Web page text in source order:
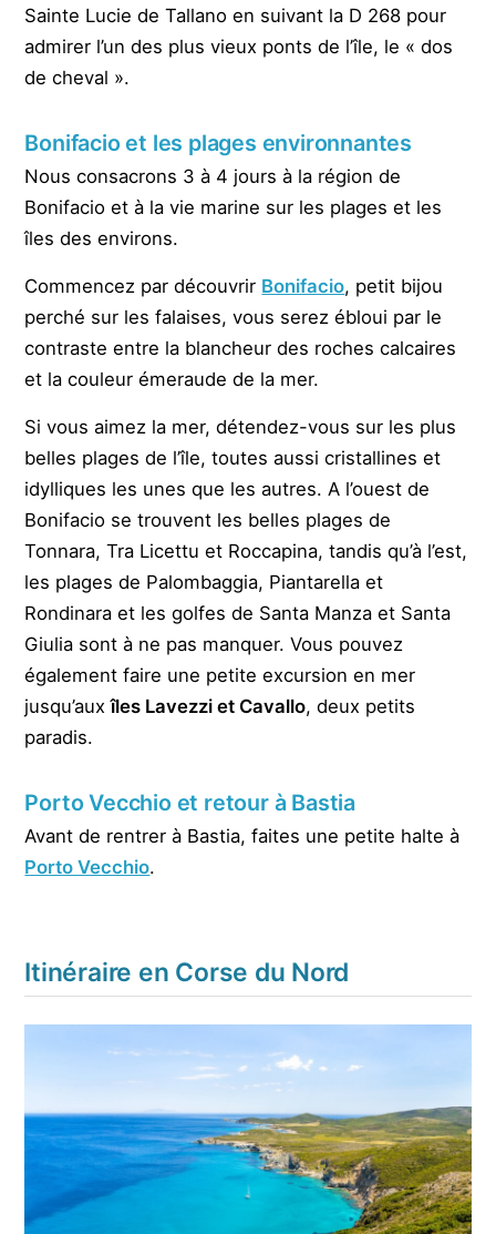
Sainte Lucie de Tallano en suivant la D 268 pour
admirer l’un des plus vieux ponts de l’île, le « dos
de cheval ».
Bonifacio et les plages environnantes
Nous consacrons 3 à 4 jours à la région de
Bonifacio et à la vie marine sur les plages et les
îles des environs.
Commencez par découvrir Bonifacio, petit bijou
perché sur les falaises, vous serez ébloui par le
contraste entre la blancheur des roches calcaires
et la couleur émeraude de la mer.
Si vous aimez la mer, détendez-vous sur les plus
belles plages de l’île, toutes aussi cristallines et
idylliques les unes que les autres. A l’ouest de
Bonifacio se trouvent les belles plages de
Tonnara, Tra Licettu et Roccapina, tandis qu’à l’est,
les plages de Palombaggia, Piantarella et
Rondinara et les golfes de Santa Manza et Santa
Giulia sont à ne pas manquer. Vous pouvez
également faire une petite excursion en mer
jusqu’auxîles Lavezzi et Cavallo, deux petits
paradis.
Porto Vecchio et retour à Bastia
Avant de rentrer à Bastia, faites une petite halte à
Porto Vecchio.
Itinéraire en Corse du Nord